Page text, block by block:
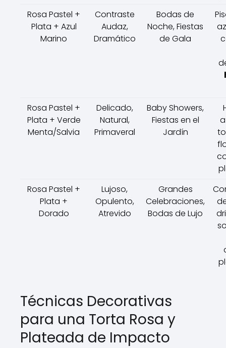
Rosa Pastel +
Plata + Azul
Marino
Contraste
Audaz,
Dramático
Bodas de
Noche, Fiestas
de Gala
Rosa Pastel +
Plata + Verde
Menta/Salvia
Delicado,
Natural,
Primaveral
Baby Showers,
Fiestas en el
Jardín
Rosa Pastel +
Plata +
Dorado
Lujoso,
Opulento,
Atrevido
Grandes
Celebraciones,
Bodas de Lujo
Técnicas Decorativas
para una Torta Rosa y
Plateada de Impacto